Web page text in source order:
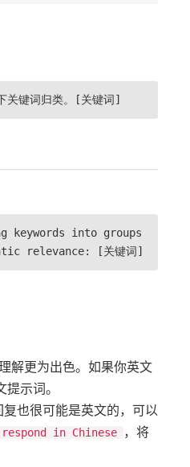
关键词归类。[关键词]
keywords into groups
relevance: [关键词]
解更为出色。如果你英文
示词。
也很可能是英文的，可以
respond in Chinese
，将